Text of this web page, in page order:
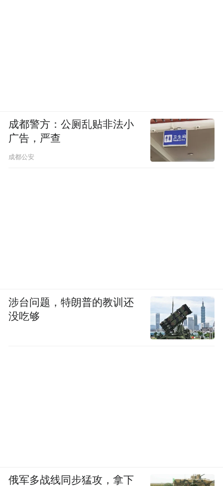
成都警方：公厕乱贴非法小
广告，严查
成都公安
涉台问题，特朗普的教训还
没吃够
俄军多战线同步猛攻，拿下